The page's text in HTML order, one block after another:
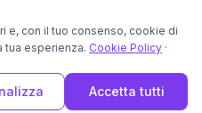
e, con il tuo consenso, cookie di
tua esperienza. Cookie Policy ·
Accetta tutti